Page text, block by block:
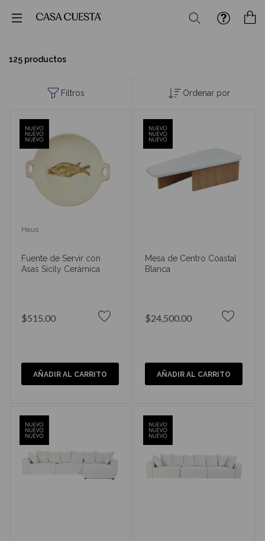
Buscar
125 productos
Filtros Ordenar por
Haus
Fuente de Servir con
Asas Sicily Cerámica
$515.00
AÑADIR AL CARRITO
Mesa de Centro Coastal
Blanca
$24,500.00
AÑADIR AL CARRITO